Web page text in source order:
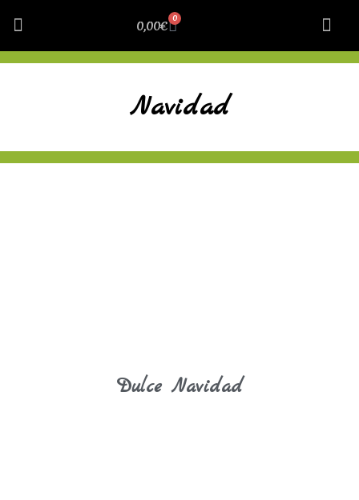
0,00€ 0
Navidad
Dulce Navidad